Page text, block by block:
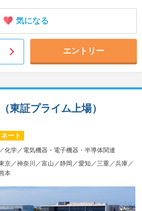
気になる
エントリー
化学／電気機器・電子機器・半導体関連
京／神奈川／富山／静岡／愛知／三重／兵庫／
本
東証プライム上場）
ート